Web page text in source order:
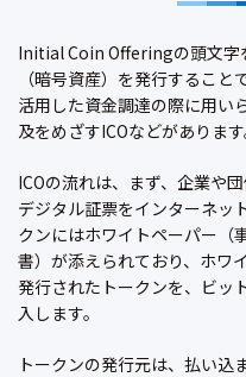
Initial Coin Offeringの頭文字
（暗号資産）を発行するこ
活用した資金調達の際に用い
及をめざすICOなどがあります
ICOの流れは、まず、企業や
デジタル証票をインターネッ
クンにはホワイトペーパー（
書）が添えられており、ホワ
発行されたトークンを、ビッ
入します。
トークンの発行元は、払い込